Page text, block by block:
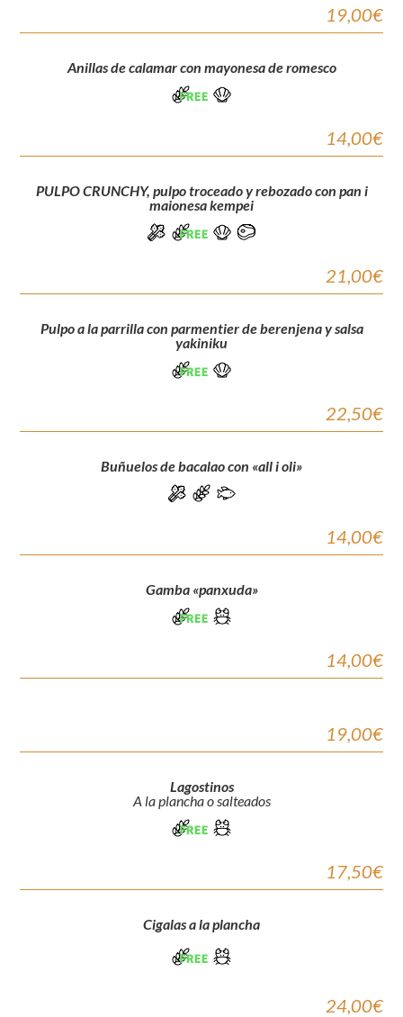
19,00€
Anillas de calamar con mayonesa de romesco
14,00€
PULPO CRUNCHY, pulpo troceado y rebozado con pan i
maionesa kempei
21,00€
Pulpo a la parrilla con parmentier de berenjena y salsa
yakiniku
22,50€
Buñuelos de bacalao con «all i oli»
14,00€
Gamba «panxuda»
14,00€
19,00€
Lagostinos
A la plancha o salteados
17,50€
Cigalas a la plancha
24,00€